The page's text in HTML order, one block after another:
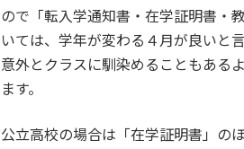
ので「転入学通知書・在学証明書・
いては、学年が変わる４月が良いと
意外とクラスに馴染めることもある
ます。
公立高校の場合は「在学証明書」の